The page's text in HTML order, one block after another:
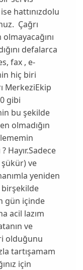
hattınızdolu
Çağrı
defalarca
fax , e-
hiç biri
MerkeziEkip
gibi
bu şekilde
olmadığın
Hayır.Sadece
şükür) ve
yeniden
birşekilde
gün içinde
acil lazım
ve
olduğunu
tartışamam
için